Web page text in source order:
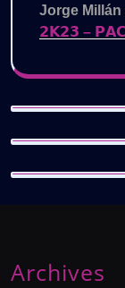
Jorge Millán
𝟮𝗞𝟮𝟯 –
Archives